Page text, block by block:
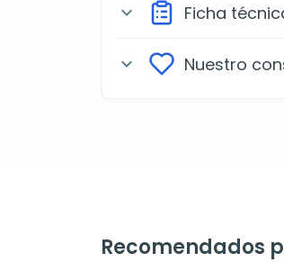
expand_more Ficha
expand_more Nuestro
Recomendados